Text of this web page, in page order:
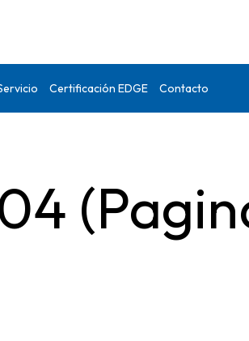
Certificación EDGE Contacto